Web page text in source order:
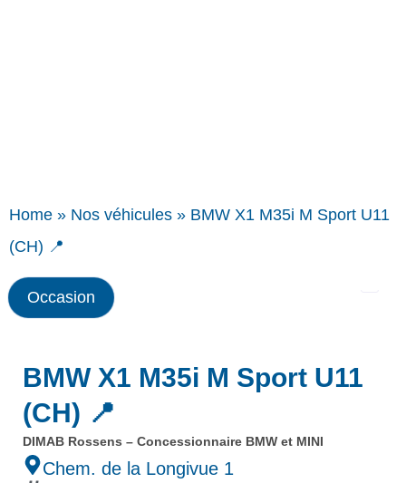
Home » Nos véhicules » BMW X1 M35i M Sport U11
(CH) 📍
Occasion
BMW X1 M35i M Sport U11
(CH) 📍
DIMAB Rossens – Concessionnaire BMW et MINI
Chem. de la Longivue 1